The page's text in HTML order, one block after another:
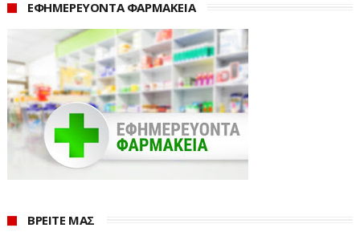
δημιουργήθηκε ο αναγκαίος δημοσιονομικός χώρος και
με αφορμή αυτόν, δόθηκε η δυνατότητα να διορθωθεί
μία δεκαετής αδικία.
«Η ρύθμιση που κάναμε λοιπόν, πρέπει να το τονίσω,
δεν ανοίγουμε απλά και βγάζουμε λεφτά και
πληρώνουμε, δεν είναι έτσι. Πρώτα βρίσκουμε το
την πολιτική, εξασφαλίζουμε δημοσιονομικό χώρο εν
ΕΦΗΜΕΡΕΥΟΝΤΑ ΦΑΡΜΑΚΕΙΑ
ΒΡΕΙΤΕ ΜΑΣ